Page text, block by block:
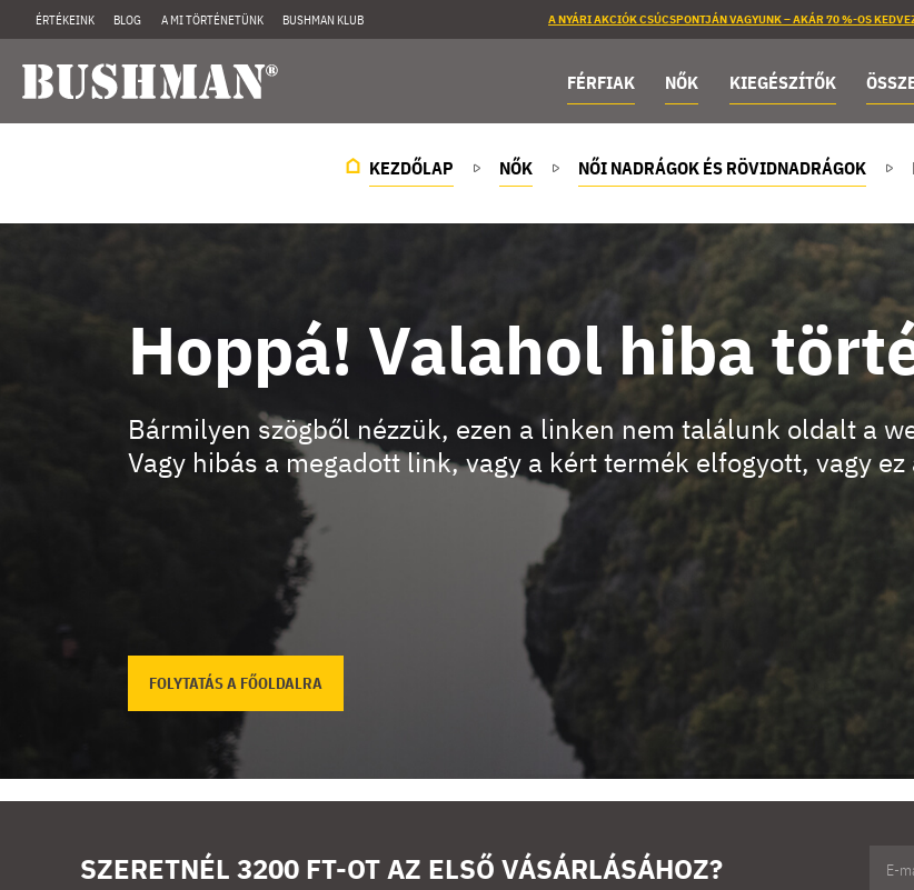
ÉRTÉKEINK BLOG A MI TÖRTÉNETÜNK BUSHMAN KLUB A NYÁRI AKCIÓK CSÚCSPONTJÁN VAGYUNK – AKÁR 70 %-OS
FÉRFIAK NŐK KIEGÉSZÍTŐK
KEZDŐLAP NŐK NŐI NADRÁGOK ÉS RÖVIDNADRÁGOK
Hoppá! Valahol hiba
Bármilyen szögből nézzük, ezen a linken nem találunk oldalt a
Vagy hibás a megadott link, vagy a kért termék elfogyott, vagy
FOLYTATÁS A FŐOLDALRA
SZERETNÉL 3200 FT-OT AZ ELSŐ VÁSÁRLÁSÁHOZ?